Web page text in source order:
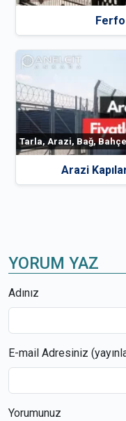
Tarla, Arazi, Bağ, Bahçe
Arazi
YORUM YAZ
Adınız
E-mail Adresiniz
Yorumunuz